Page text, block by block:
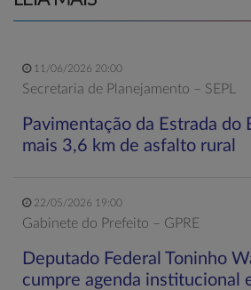
11/06/2026 20:00
Secretaria de Planejamento – SEPL
Pavimentação da Estrada do
mais 3,6 km de asfalto rural
22/05/2026 19:00
Gabinete do Prefeito – GPRE
Deputado Federal Toninho
cumpre agenda institucional